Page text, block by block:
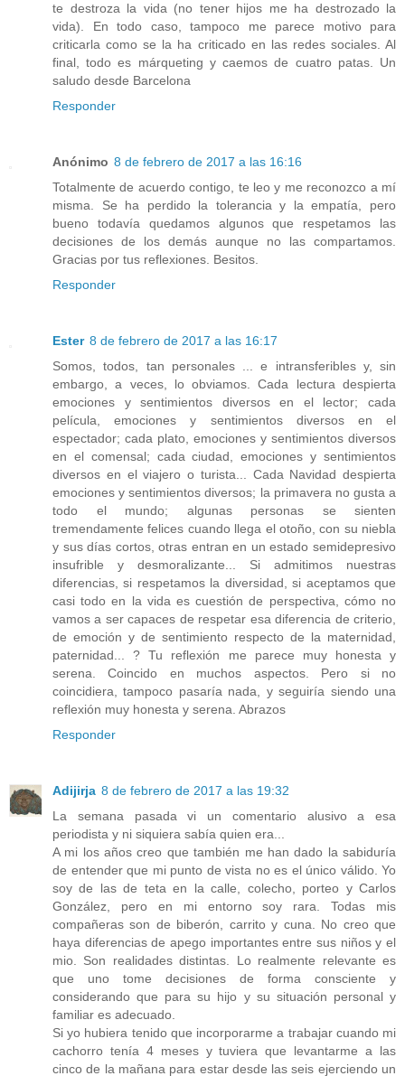
te destroza la vida (no tener hijos me ha destrozado la
vida). En todo caso, tampoco me parece motivo para
criticarla como se la ha criticado en las redes sociales. Al
final, todo es márqueting y caemos de cuatro patas. Un
saludo desde Barcelona
Responder
Anónimo 8 de febrero de 2017 a las 16:16
Totalmente de acuerdo contigo, te leo y me reconozco a mí
misma. Se ha perdido la tolerancia y la empatía, pero
bueno todavía quedamos algunos que respetamos las
decisiones de los demás aunque no las compartamos.
Gracias por tus reflexiones. Besitos.
Responder
Ester 8 de febrero de 2017 a las 16:17
Somos, todos, tan personales ... e intransferibles y, sin
embargo, a veces, lo obviamos. Cada lectura despierta
emociones y sentimientos diversos en el lector; cada
película, emociones y sentimientos diversos en el
espectador; cada plato, emociones y sentimientos diversos
en el comensal; cada ciudad, emociones y sentimientos
diversos en el viajero o turista... Cada Navidad despierta
emociones y sentimientos diversos; la primavera no gusta a
todo el mundo; algunas personas se sienten
tremendamente felices cuando llega el otoño, con su niebla
y sus días cortos, otras entran en un estado semidepresivo
insufrible y desmoralizante... Si admitimos nuestras
diferencias, si respetamos la diversidad, si aceptamos que
casi todo en la vida es cuestión de perspectiva, cómo no
vamos a ser capaces de respetar esa diferencia de criterio,
de emoción y de sentimiento respecto de la maternidad,
paternidad... ? Tu reflexión me parece muy honesta y
serena. Coincido en muchos aspectos. Pero si no
coincidiera, tampoco pasaría nada, y seguiría siendo una
reflexión muy honesta y serena. Abrazos
Responder
Adijirja 8 de febrero de 2017 a las 19:32
La semana pasada vi un comentario alusivo a esa
periodista y ni siquiera sabía quien era...
A mi los años creo que también me han dado la sabiduría
de entender que mi punto de vista no es el único válido. Yo
soy de las de teta en la calle, colecho, porteo y Carlos
González, pero en mi entorno soy rara. Todas mis
compañeras son de biberón, carrito y cuna. No creo que
haya diferencias de apego importantes entre sus niños y el
mio. Son realidades distintas. Lo realmente relevante es
que uno tome decisiones de forma consciente y
considerando que para su hijo y su situación personal y
familiar es adecuado.
Si yo hubiera tenido que incorporarme a trabajar cuando mi
cachorro tenía 4 meses y tuviera que levantarme a las
cinco de la mañana para estar desde las seis ejerciendo un